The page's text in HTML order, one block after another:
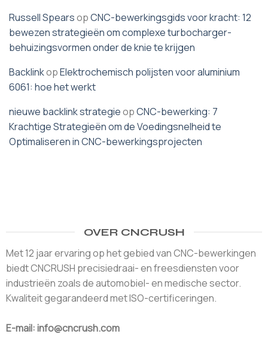
Russell SpearsopCNC-bewerkingsgids voor kracht: 12
bewezen strategieën om complexe turbocharger-
behuizingsvormen onder de knie te krijgen
BacklinkopElektrochemisch polijsten voor aluminium
6061: hoe het werkt
nieuwe backlink strategieopCNC-bewerking: 7
Krachtige Strategieën om de Voedingsnelheid te
Optimaliseren in CNC-bewerkingsprojecten
OVER CNCRUSH
Met 12 jaar ervaring op het gebied van CNC-bewerkingen
biedt CNCRUSH precisiedraai- en freesdiensten voor
industrieën zoals de automobiel- en medische sector.
Kwaliteit gegarandeerd met ISO-certificeringen.
E-mail: info@cncrush.com